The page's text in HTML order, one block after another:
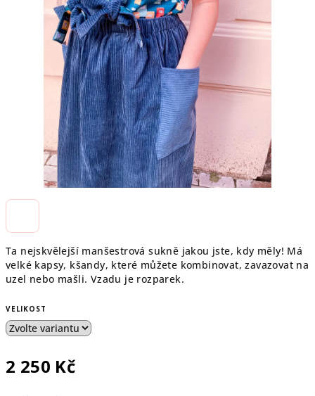
Ta nejskvělejší manšestrová sukně jakou jste, kdy měly! Má
velké kapsy, kšandy, které můžete kombinovat, zavazovat na
uzel nebo mašli. Vzadu je rozparek.
VELIKOST
2 250 Kč